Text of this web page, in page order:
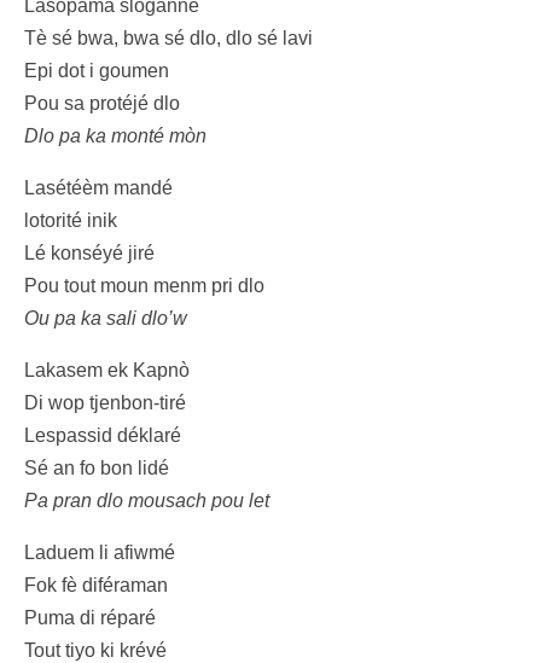
Lasopama sloganné
Tè sé bwa, bwa sé dlo, dlo sé lavi
Epi dot i goumen
Pou sa protéjé dlo
Dlo pa ka monté mòn
Lasétéèm mandé
lotorité inik
Lé konséyé jiré
Pou tout moun menm pri dlo
Ou pa ka sali dlo’w
Lakasem ek Kapnò
Di wop tjenbon-tiré
Lespassid déklaré
Sé an fo bon lidé
Pa pran dlo mousach pou let
Laduem li afiwmé
Fok fè diféraman
Puma di réparé
Tout tiyo ki krévé